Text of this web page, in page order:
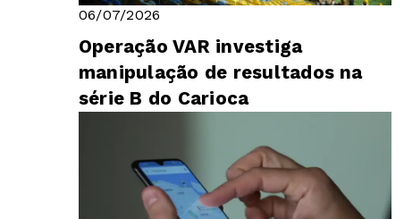
06/07/2026
Operação VAR investiga
manipulação de resultados na
série B do Carioca